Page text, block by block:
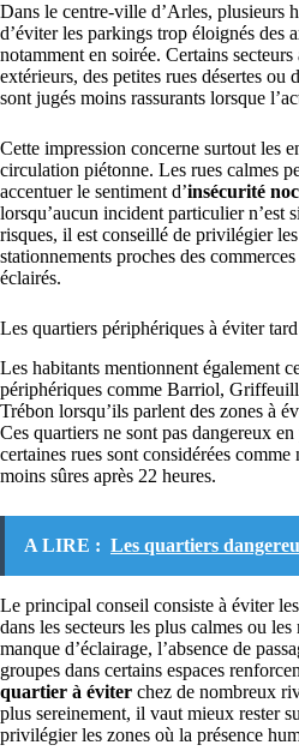
Dans le centre-ville d’Arles, plusieurs
d’éviter les parkings trop éloignés des
notamment en soirée. Certains
extérieurs, des petites rues désertes ou
sont jugés moins rassurants lorsque
Cette impression concerne surtout les
circulation piétonne. Les rues calmes
accentuer le sentiment d’insécurité
lorsqu’aucun incident particulier n’est
risques, il est conseillé de privilégier
stationnements proches des
éclairés.
Les quartiers périphériques à éviter
Les habitants mentionnent également
périphériques comme Barriol,
Trébon lorsqu’ils parlent des zones à
Ces quartiers ne sont pas dangereux
certaines rues sont considérées comme
moins sûres après 22 heures.
A LIRE : Les quartiers
Le principal conseil consiste à éviter
dans les secteurs les plus calmes ou
manque d’éclairage, l’absence de
groupes dans certains espaces
quartier à éviter chez de nombreux
plus sereinement, il vaut mieux rester
privilégier les zones où la présence